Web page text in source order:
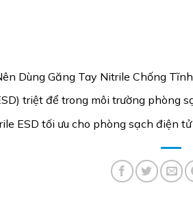
Dùng Găng Tay Nitrile Chống
triệt để trong môi trường phòng
ESD tối ưu cho phòng sạch điện tử